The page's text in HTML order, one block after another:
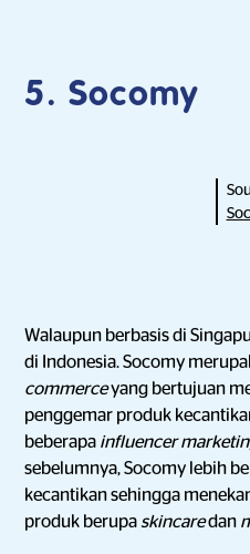
5. Socomy
Walaupun berbasis di
di Indonesia. Socomy
commerceyang bertujuan
penggemar produk
beberapa influencer
sebelumnya, Socomy lebih
kecantikan sehingga
produk berupa skincaredan